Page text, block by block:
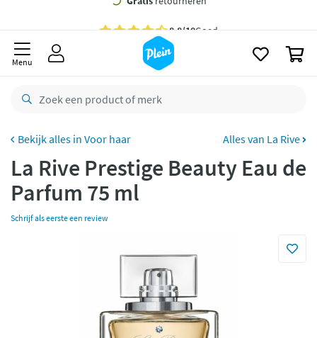
Bestelling uiterlijkzaterdag
retourneren
Betaal met Klarna
Menu
Voor haar Alles van La Rive
La Rive Prestige Beauty Eau de
Parfum 75 ml
Schrijf als eerste een review